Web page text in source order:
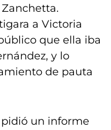
a Victoria
que ella iba
y lo
de pauta
un informe